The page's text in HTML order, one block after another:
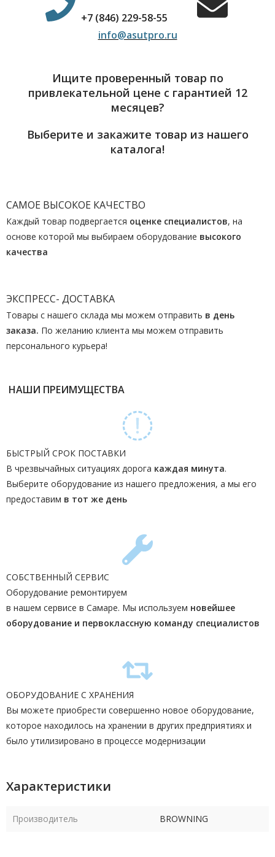
+7 (846) 229-58-55
info@asutpro.ru
Ищите проверенный товар по
привлекательной цене с гарантией 12
месяцев?
Выберите и закажите товар из нашего
каталога!
САМОЕ ВЫСОКОЕ КАЧЕСТВО
Каждый товар подвергается оценке специалистов, на
основе которой мы выбираем оборудование высокого
качества
ЭКСПРЕСС- ДОСТАВКА
Товары с нашего склада мы можем отправить в день
заказа. По желанию клиента мы можем отправить
персонального курьера!
НАШИ ПРЕИМУЩЕСТВА
БЫСТРЫЙ СРОК ПОСТАВКИ
В чрезвычайных ситуациях дорога каждая минута.
Выберите оборудование из нашего предложения, а мы его
предоставим в тот же день
СОБСТВЕННЫЙ СЕРВИС
Оборудование ремонтируем
в нашем сервисе в Самаре. Мы используем новейшее
оборудование и первоклассную команду специалистов
ОБОРУДОВАНИЕ С ХРАНЕНИЯ
Вы можете приобрести совершенно новое оборудование,
которое находилось на хранении в других предприятиях и
было утилизировано в процессе модернизации
Характеристики
Производитель BROWNING